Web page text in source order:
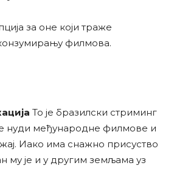
за оне који траже
филмова.
То је бразилски стриминг
нуди међународне филмове и
Иако има снажно присуство
му је и у другим земљама уз